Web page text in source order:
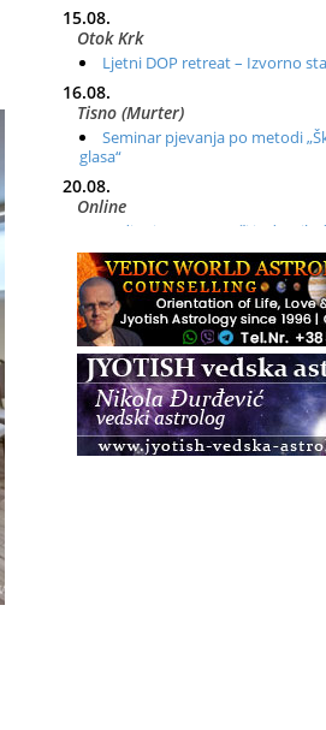
15.08.
Otok Krk
Ljetni DOP retreat – Izvorno
16.08.
Tisno (Murter)
Seminar pjevanja po metodi
glasa“
20.08.
Online
Radionica: Pomagači iz drugih
otvoreno za sve
21.08.
Zagreb+Online
Osnovni ThetaHealing® tečaj,
22.08.
Zagreb
Osnovna radionica za
Pranic Healing course)
Pula